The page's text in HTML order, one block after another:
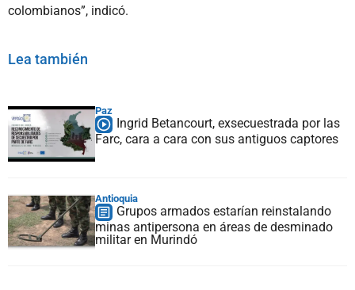
colombianos”, indicó.
Lea también
Paz
Ingrid Betancourt, exsecuestrada por las
Farc, cara a cara con sus antiguos captores
Antioquia
Grupos armados estarían reinstalando
minas antipersona en áreas de desminado
militar en Murindó